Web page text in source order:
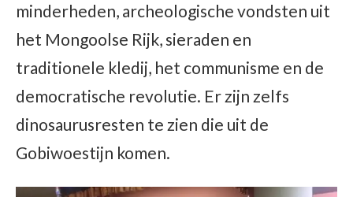
minderheden, archeologische vondsten uit
het Mongoolse Rijk, sieraden en
traditionele kledij, het communisme en de
democratische revolutie. Er zijn zelfs
dinosaurusresten te zien die uit de
Gobiwoestijn komen.